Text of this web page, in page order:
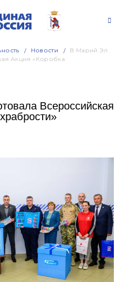
Новости
В Марий Эл
Акция «Коробка
Всероссийская